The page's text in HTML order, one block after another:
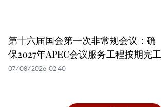
第十六届国会第一次非常规会议：确
保2027年APEC会议服务工程按期完工
07/08/2026 02:40